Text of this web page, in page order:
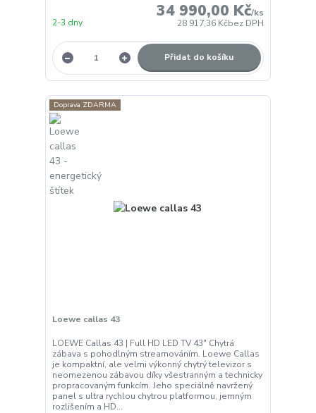
34 990,00 Kč/ks
28 917,36 Kčbez DPH
2-3 dny
Přidat do košíku
Doprava ZDARMA
Loewe callas 43
LOEWE Callas 43 | Full HD LED TV 43" Chytrá
zábava s pohodlným streamováním. Loewe Callas
je kompaktní, ale velmi výkonný chytrý televizor s
neomezenou zábavou díky všestranným a technicky
propracovaným funkcím. Jeho speciálně navržený
panel s ultra rychlou chytrou platformou, jemným
rozlišením a HD...